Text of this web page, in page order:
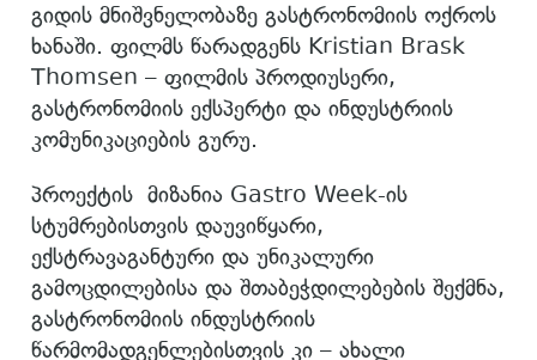
გიდის მნიშვნელობაზე გასტრონომიის ოქროს
ხანაში. ფილმს წარადგენს Kristian Brask
Thomsen – ფილმის პროდიუსერი,
გასტრონომიის ექსპერტი და ინდუსტრიის
კომუნიკაციების გურუ.
პროექტის მიზანია Gastro Week-ის
სტუმრებისთვის დაუვიწყარი,
ექსტრავაგანტური და უნიკალური
გამოცდილებისა და შთაბეჭდილებების შექმნა,
გასტრონომიის ინდუსტრიის
წარმომადგენლებისთვის კი – ახალი